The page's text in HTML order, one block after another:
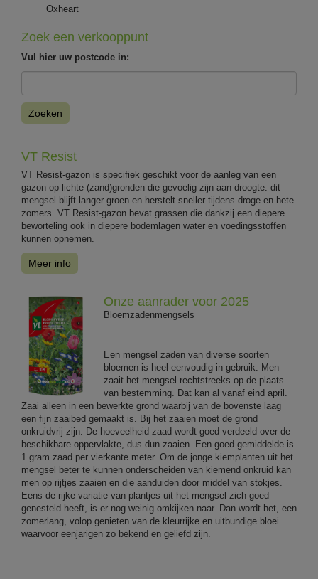
Oxheart
Zoek een verkooppunt
Vul hier uw postcode in:
Zoeken
VT Resist
VT Resist-gazon is specifiek geschikt voor de aanleg van een
gazon op lichte (zand)gronden die gevoelig zijn aan droogte: dit
mengsel blijft langer groen en herstelt sneller tijdens droge en hete
zomers. VT Resist-gazon bevat grassen die dankzij een diepere
beworteling ook in diepere bodemlagen water en voedingsstoffen
kunnen opnemen.
Meer info
Onze aanrader voor 2025
Bloemzadenmengsels
Een mengsel zaden van diverse soorten
bloemen is heel eenvoudig in gebruik. Men
zaait het mengsel rechtstreeks op de plaats
van bestemming. Dat kan al vanaf eind april.
Zaai alleen in een bewerkte grond waarbij van de bovenste laag
een fijn zaaibed gemaakt is. Bij het zaaien moet de grond
onkruidvrij zijn. De hoeveelheid zaad wordt goed verdeeld over de
beschikbare oppervlakte, dus dun zaaien. Een goed gemiddelde is
1 gram zaad per vierkante meter. Om de jonge kiemplanten uit het
mengsel beter te kunnen onderscheiden van kiemend onkruid kan
men op rijtjes zaaien en die aanduiden door middel van stokjes.
Eens de rijke variatie van plantjes uit het mengsel zich goed
genesteld heeft, is er nog weinig omkijken naar. Dan wordt het, een
zomerlang, volop genieten van de kleurrijke en uitbundige bloei
waarvoor eenjarigen zo bekend en geliefd zijn.